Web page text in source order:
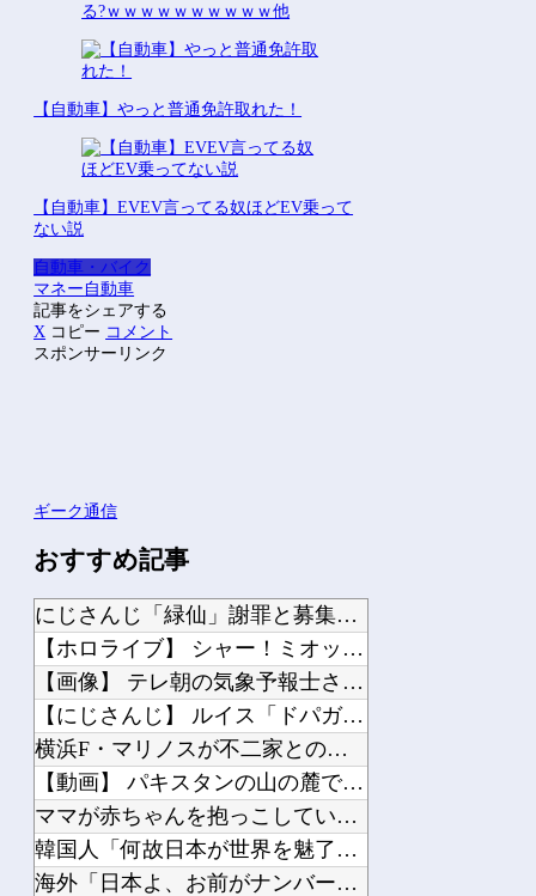
る?ｗｗｗｗｗｗｗｗｗｗ他
【自動車】やっと普通免許取れた！
【自動車】EVEV言ってる奴ほどEV乗って
ない説
自動車・バイク
マネー 自動車
記事をシェアする
X コピー コメント
スポンサーリンク
ギーク通信
おすすめ記事
にじさんじ「緑仙」謝罪と募集を一緒にして怒られる「VTuberが歌ってこなかった...
【ホロライブ】 シャー！ミオッシャー！【ホロぐら】
【画像】 テレ朝の気象予報士さん、意外と小さかった
【にじさんじ】 ルイス「ドパガキの時代は終わり！セロトニン優位のセロガキなるわよ...
横浜F・マリノスが不二家とのオフィシャルパートナー契約締結を発表 横浜創業の洋菓...
【動画】 パキスタンの山の麓で撮影された鉄砲水が地獄すぎる。
ママが赤ちゃんを抱っこしていた。ボクもかまってよぉ！ → 甘えん坊な兄はこちらで...
韓国人「何故日本が世界を魅了し続け観光大国になったのか？その理由がこちら‥」→「...
海外「日本よ、お前がナンバーワンだ」 熊本地震直後の日本の対応のスピードに世界が...